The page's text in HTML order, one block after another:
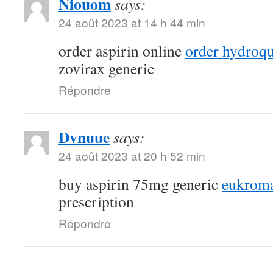
24 août 2023 at 14 h 44 min
order aspirin onlineorder
zovirax generic
Répondre
Dvnuuesays:
24 août 2023 at 20 h 52 min
buy aspirin 75mg generic
prescription
Répondre